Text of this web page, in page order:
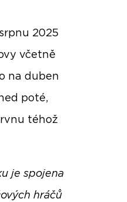
2025
včetně
na duben
poté,
téhož
je spojena
hráčů